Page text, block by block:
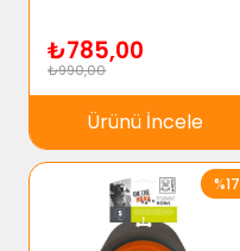
₺785,00
₺990,00
Ürünü İncele
%17